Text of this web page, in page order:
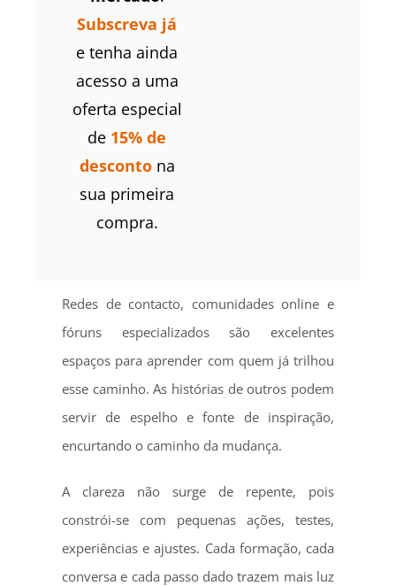
Subscreva já
e tenha ainda
acesso a uma
oferta especial
de 15% de
desconto na
sua primeira
compra.
Redes de contacto, comunidades online e
fóruns especializados são excelentes
espaços para aprender com quem já trilhou
esse caminho. As histórias de outros podem
servir de espelho e fonte de inspiração,
encurtando o caminho da mudança.
A clareza não surge de repente, pois
constrói-se com pequenas ações, testes,
experiências e ajustes. Cada formação, cada
conversa e cada passo dado trazem mais luz